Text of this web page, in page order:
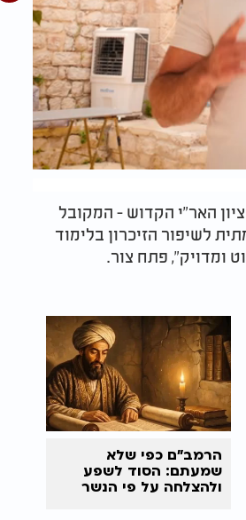
האר"י הקדוש - המקובל
לשיפור הזיכרון בלימוד
ומדויק", פתח צור.
הרמב"ם כפי שלא
שמעתם: הסוד לשפע
ולהצלחה על פי הנשר